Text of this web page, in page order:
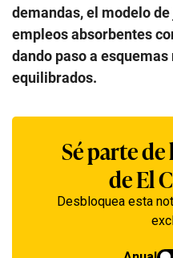
demandas, el modelo
empleos absorbentes
dando paso a
equilibrados.